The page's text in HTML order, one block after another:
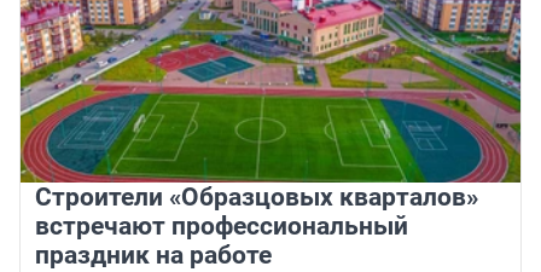
Строители «Образцовых кварталов»
встречают профессиональный
праздник на работе